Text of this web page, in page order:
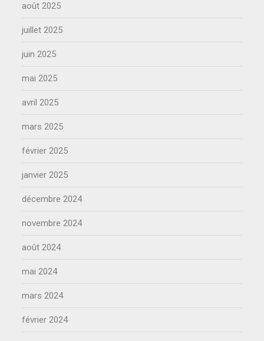
août 2025
juillet 2025
juin 2025
mai 2025
avril 2025
mars 2025
février 2025
janvier 2025
décembre 2024
novembre 2024
août 2024
mai 2024
mars 2024
février 2024